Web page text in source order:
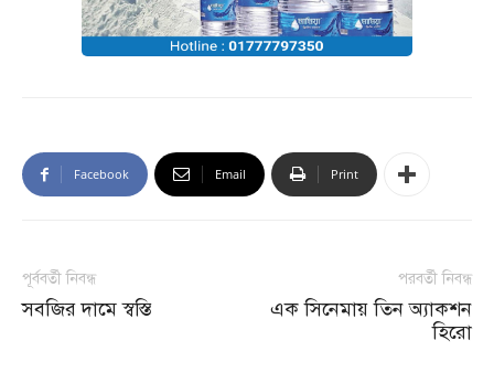
Facebook Email Print
পূর্ববর্তী নিবন্ধ
সবজির দামে স্বস্তি
পরবর্তী নিবন্ধ
এক সিনেমায় তিন অ্যাকশন
হিরো